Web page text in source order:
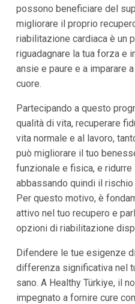
possono beneficiare del
migliorare il proprio
riabilitazione cardiaca è un
riguadagnare la tua forza e
ansie e paure e a imparare
cuore.
Partecipando a questo
qualità di vita, recuperare
vita normale e al lavoro,
può migliorare il tuo
funzionale e fisica, e
abbassando quindi il
Per questo motivo, è
attivo nel tuo recupero e
opzioni di riabilitazione
Difendere le tue esigenze
differenza significativa nel
sano. A Healthy Türkiye, il
impegnato a fornire cure